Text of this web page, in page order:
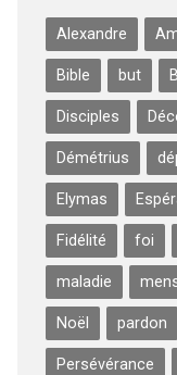
Alexandre
Bible but
Disciples
Démétrius
Elymas
Fidélité foi
maladie
Noël pardon
Persévérance